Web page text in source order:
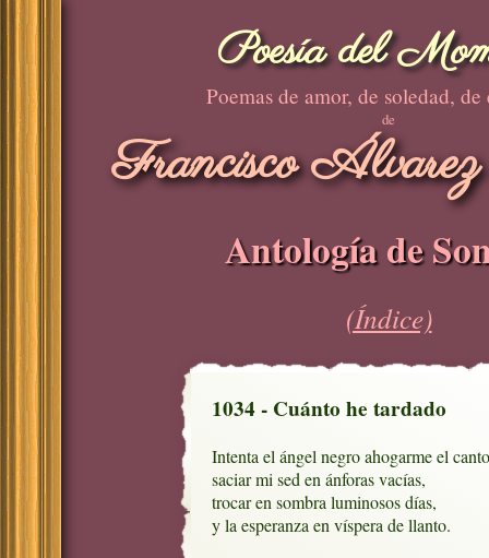
Poesía del
Poemas de amor, de soledad, de
de
Francisco
Antología de
(Índice)
1034 - Cuánto he tardado
Intenta el ángel negro ahogarme el
saciar mi sed en ánforas vacías,
trocar en sombra luminosos días,
y la esperanza en víspera de llanto.